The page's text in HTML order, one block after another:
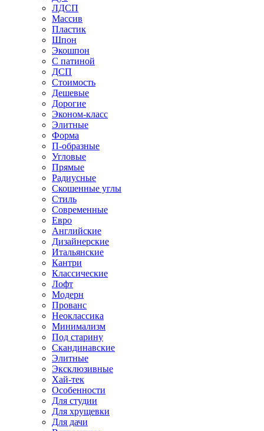
ЛДСП
Массив
Пластик
Шпон
Экошпон
С патиной
ДСП
Стоимость
Дешевые
Дорогие
Эконом-класс
Элитные
Форма
П-образные
Угловые
Прямые
Радиусные
Скошенные углы
Стиль
Современные
Евро
Английские
Дизайнерские
Итальянские
Кантри
Классические
Лофт
Модерн
Прованс
Неоклассика
Минимализм
Под старину
Скандинавские
Элитные
Эксклюзивные
Хай-тек
Особенности
Для студии
Для хрущевки
Для дачи